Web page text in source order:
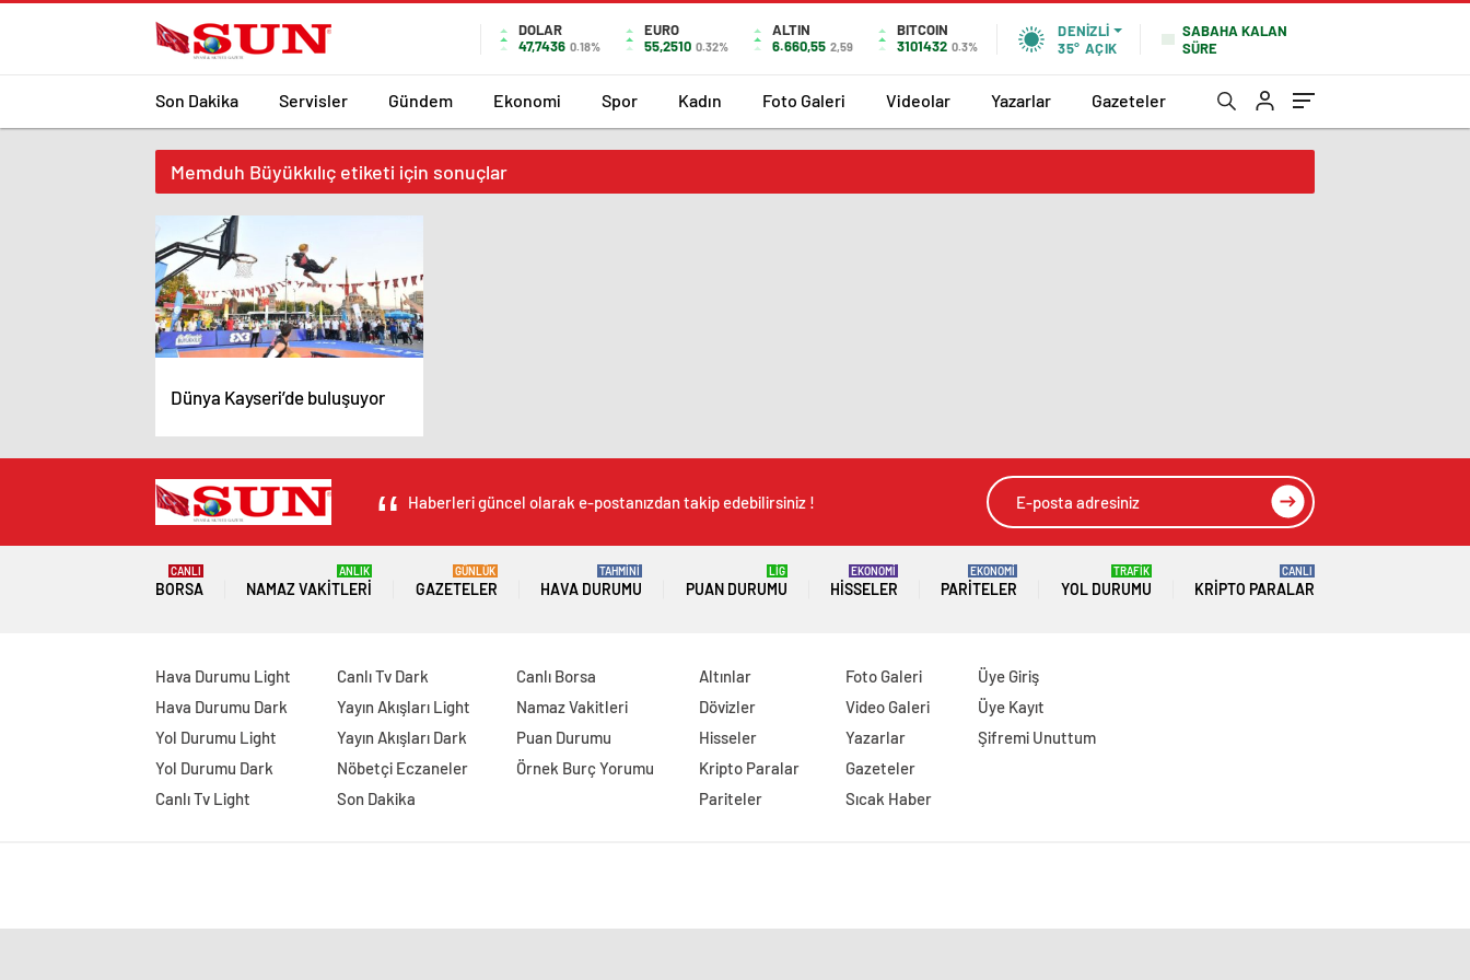
DOLAR
47,7436 0.18%
EURO
55,2510 0.32%
ALTIN
6.660,55 2,59
BITCOIN
3101432 0.3%
DENIZLI
35° AÇIK
SABAHA KALAN
SÜRE
Son Dakika Servisler Gündem Ekonomi Spor Kadın Foto Galeri Videolar Yazarlar Gazeteler
Memduh Büyükkılıç etiketi için sonuçlar
Dünya Kayseri’de buluşuyor
Haberleri güncel olarak e-postanızdan takip edebilirsiniz !
BORSA
CANLI
NAMAZ VAKITLERI
ANLIK
GAZETELER
GÜNLÜK
HAVA DURUMU
TAHMİNİ
PUAN DURUMU
LİG
HISSELER
EKONOMİ
PARITELER
EKONOMİ
YOL DURUMU
TRAFİK
KRIPTO PARALAR
CANLI
Hava Durumu Light
Hava Durumu Dark
Yol Durumu Light
Yol Durumu Dark
Canlı Tv Light
Canlı Tv Dark
Yayın Akışları Light
Yayın Akışları Dark
Nöbetçi Eczaneler
Son Dakika
Canlı Borsa
Namaz Vakitleri
Puan Durumu
Örnek Burç Yorumu
Altınlar
Dövizler
Hisseler
Kripto Paralar
Pariteler
Foto Galeri
Video Galeri
Yazarlar
Gazeteler
Sıcak Haber
Üye Giriş
Üye Kayıt
Şifremi Unuttum